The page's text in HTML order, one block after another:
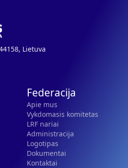
Lietuva
Federacija
Apie mus
Vykdomasis komitetas
LRF nariai
Administracija
Logotipas
Dokumentai
Kontaktai